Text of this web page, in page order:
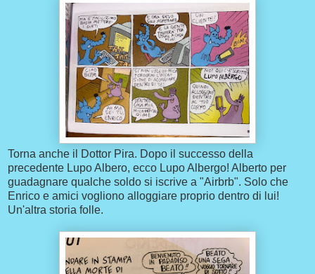
Torna anche il Dottor Pira. Dopo il successo della
precedente Lupo Albero, ecco Lupo Albergo! Alberto per
guadagnare qualche soldo si iscrive a "Airbrb". Solo che
Enrico e amici vogliono alloggiare proprio dentro di lui!
Un'altra storia folle.